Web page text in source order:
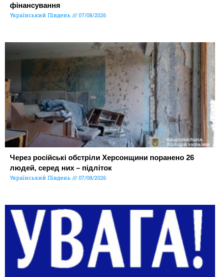
фінансування
Український Південь 07/08/2026
Через російські обстріли Херсонщини поранено 26
людей, серед них – підліток
Український Південь 07/08/2026